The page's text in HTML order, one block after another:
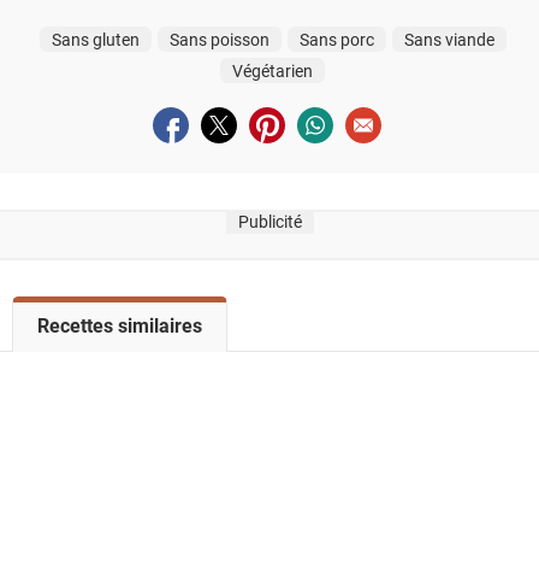
Sans gluten Sans poisson Sans porc
Sans viande
Végétarien
Partager sur facebook
Partager sur twitter
Partager sur pinterest
Partager sur whatsapp
Envoyer à un ami
Publicité
o
Recettes similaires